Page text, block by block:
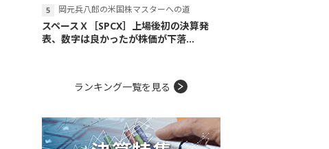
岡元兵八郎の米国株マスターへの道
スペースＸ［SPCX］上場後初の決算発
表、数字は良かったが株価が下落...
ランキング一覧を見る